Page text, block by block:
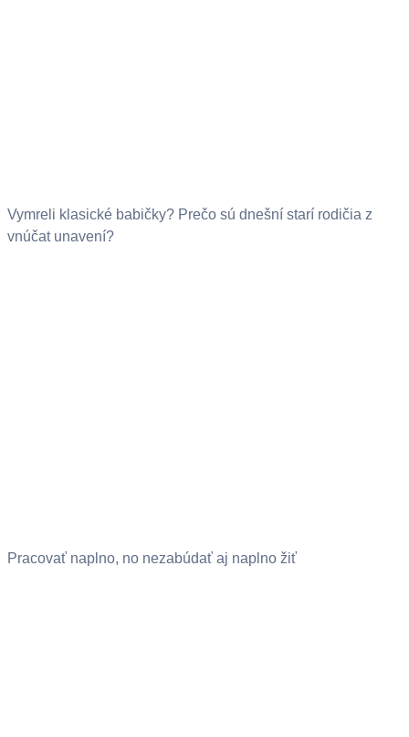
Vymreli klasické babičky? Prečo sú dnešní starí rodičia z
vnúčat unavení?
Pracovať naplno, no nezabúdať aj naplno žiť